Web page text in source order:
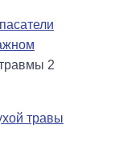
2
травы